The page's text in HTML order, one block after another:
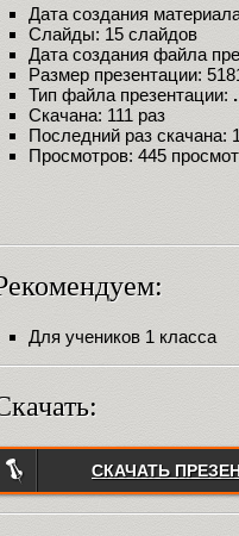
Дата создания
Слайды: 15 слайдов
Дата создания файла
Размер презентации:
Тип файла презентации:
Скачана: 111 раз
Последний раз скачана:
Просмотров: 445
Для учеников 1 класса
СКАЧАТЬ